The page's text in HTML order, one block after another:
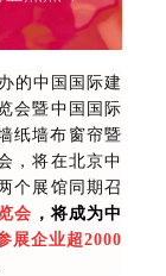
的中国国际建
会暨中国国际
纸墙布窗帘暨
，将在北京中
个展馆同期召
会 ，将成为中
展企业超2000